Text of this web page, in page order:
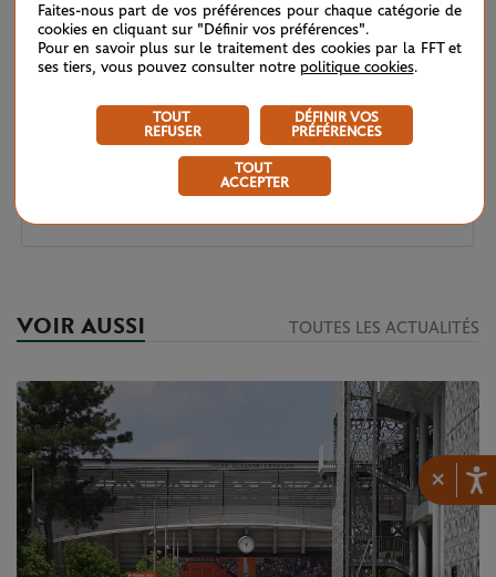
×
11/07
Wimbledon 2026 – Finale dames : héritières d’une
grande tradition
Wimbledon 2026 : sans conteste
Wimbledon 2026 – Demi-finales messieurs : voyage en
VOIR AUSSI TOUTES LES ACTUALITÉS
Faites-nous part de vos préférences pour chaque catégorie de
cookies en cliquant sur "Définir vos préférences".
Pour en savoir plus sur le traitement des cookies par la FFT et
ses tiers, vous pouvez consulter notre politique cookies.
TOUT
REFUSER
DÉFINIR VOS
PRÉFÉRENCES
TOUT
ACCEPTER